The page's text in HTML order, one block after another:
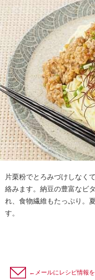
片栗粉でとろみづけしなく
絡みます。納豆の豊富なビ
れ、食物繊維もたっぷり。
す。
←メールにレシピ情報